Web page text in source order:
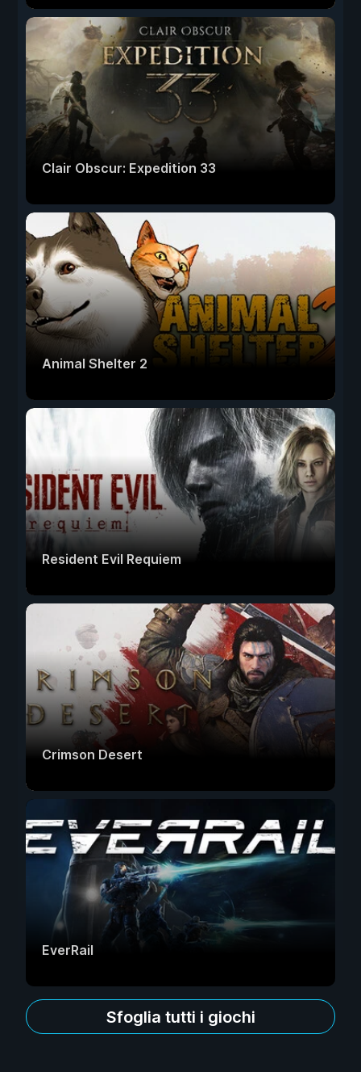
Clair Obscur: Expedition 33
Animal Shelter 2
Resident Evil Requiem
Crimson Desert
EverRail
Sfoglia tutti i giochi